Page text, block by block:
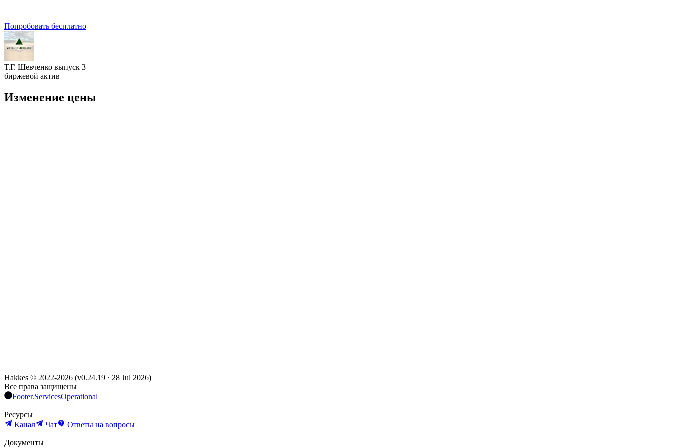
Попробовать бесплатно
Т.Г. Шевченко выпуск 3
биржевой актив
Изменение цены
Hakkes © 2022-2026 (v0.24.19 · 28 Jul 2026)
Все права защищены
Footer.ServicesOperational
Ресурсы
Канал
Чат Ответы на вопросы
Документы